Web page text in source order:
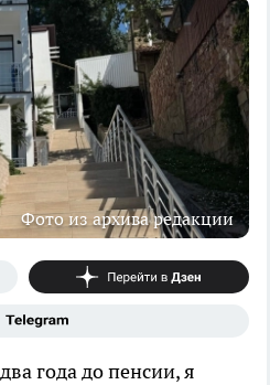
Фото из архива редакции
года до пенсии, я